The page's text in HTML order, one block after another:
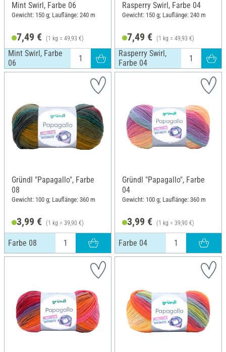
Mint Swirl, Farbe 06
Gewicht: 150 g; Lauflänge: 240 m
7,49 € (1 kg = 49,93 €)
Mint Swirl, Farbe
06
Rasperry Swirl, Farbe 04
Gewicht: 150 g; Lauflänge: 240 m
7,49 € (1 kg = 49,93 €)
Rasperry Swirl,
Farbe 04
Gründl "Papagallo", Farbe
08
Gewicht: 100 g; Lauflänge: 360 m
3,99 € (1 kg = 39,90 €)
Farbe 08
Gründl "Papagallo", Farbe
04
Gewicht: 100 g; Lauflänge: 360 m
3,99 € (1 kg = 39,90 €)
Farbe 04